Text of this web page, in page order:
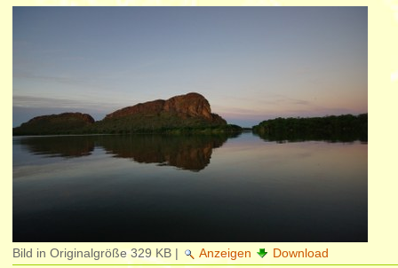
Bild in Originalgröße 329 KB | Anzeigen Download